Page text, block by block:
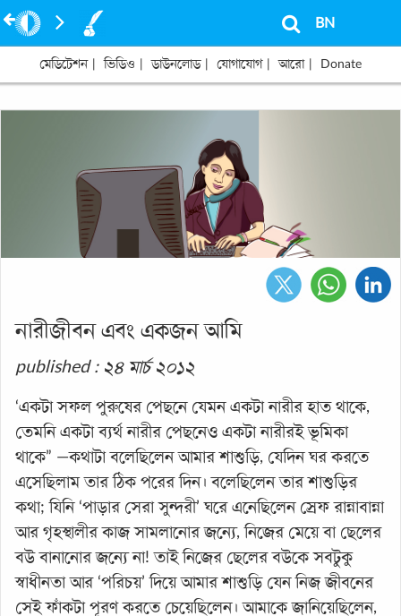
BN
মেডিটেশন ভিডিও ডাউনলোড যোগাযোগ আরো Donate
নারীজীবন এবং একজন আমি
published : ২৪ মার্চ ২০১২
‘একটা সফল পুরুষের পেছনে যেমন একটা নারীর হাত থাকে,
তেমনি একটা ব্যর্থ নারীর পেছনেও একটা নারীরই ভূমিকা
থাকে” —কথাটা বলেছিলেন আমার শাশুড়ি, যেদিন ঘর করতে
এসেছিলাম তার ঠিক পরের দিন। বলেছিলেন তার শাশুড়ির
কথা; যিনি ‘পাড়ার সেরা সুন্দরী’ ঘরে এনেছিলেন স্রেফ রান্নাবান্না
আর গৃহস্থালীর কাজ সামলানোর জন্যে, নিজের মেয়ে বা ছেলের
বউ বানানোর জন্যে না! তাই নিজের ছেলের বউকে সবটুকু
স্বাধীনতা আর ‘পরিচয়’ দিয়ে আমার শাশুড়ি যেন নিজ জীবনের
সেই ফাঁকটা পূরণ করতে চেয়েছিলেন। আমাকে জানিয়েছিলেন,